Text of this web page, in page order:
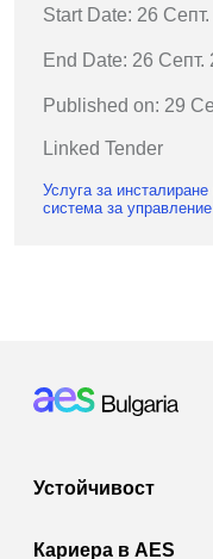
Start Date: 26
End Date: 26 Септ.
Published on: 29
Linked Tender
Услуга за
система за
Footer:
Устойчивост
Кариера в AES